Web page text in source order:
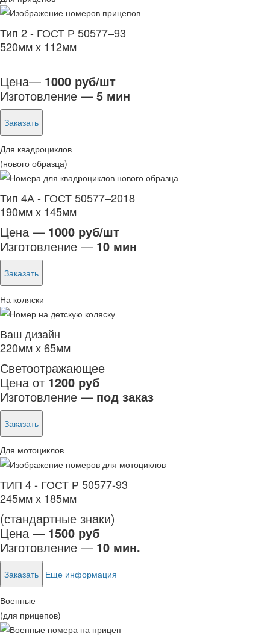
Тип 2 - ГОСТ Р 50577–93
520мм х 112мм
Цена— 1000 руб/шт
Изготовление — 5 мин
Заказать
Для квадроциклов
(нового образца)
Тип 4А - ГОСТ 50577–2018
190мм х 145мм
Цена — 1000 руб/шт
Изготовление — 10 мин
Заказать
На коляски
Ваш дизайн
220мм х 65мм
Светоотражающее
Цена от 1200 руб
Изготовление — под заказ
Заказать
Для мотоциклов
ТИП 4 - ГОСТ Р 50577-93
245мм х 185мм
(стандартные знаки)
Цена — 1500 руб
Изготовление — 10 мин.
Заказать Еще информация
Военные
(для прицепов)